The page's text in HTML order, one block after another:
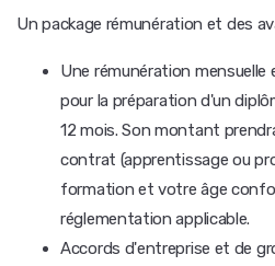
Un package rémunération et des
Une rémunération
pour la préparation d'un
12 mois. Son montant
contrat (apprentissage ou
formation et votre âge
réglementation applicable.
Accords d'entreprise et de